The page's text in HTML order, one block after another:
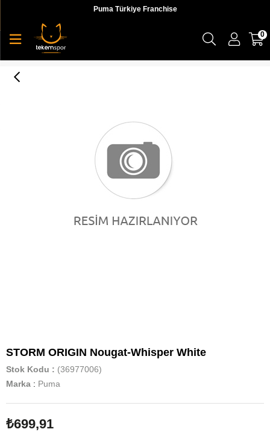
Puma Türkiye Franchise
0
STORM ORIGIN Nougat-Whisper White
Stok Kodu
(36977006)
Marka : Puma
₺699,91